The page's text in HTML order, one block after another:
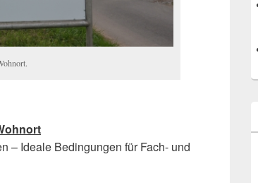
– Ideale Bedingungen für Fach- und